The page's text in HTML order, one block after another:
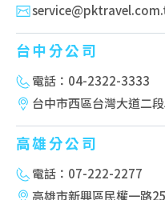
台中分公司
電話：04-2322-3333
台中市西區台灣大道二
高雄分公司
電話：07-222-2277
高雄市新興區民權一路